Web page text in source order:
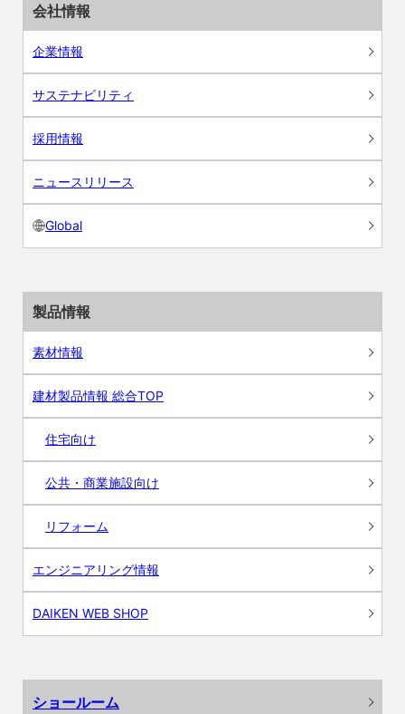
会社情報
企業情報
サステナビリティ
採用情報
ニュースリリース
Global
製品情報
素材情報
建材製品情報 総合TOP
住宅向け
公共・商業施設向け
リフォーム
エンジニアリング情報
DAIKEN WEB SHOP
ショールーム